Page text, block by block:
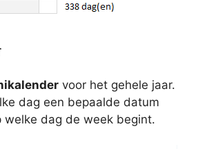
voor het gehele jaar.
dag een bepaalde datum
welke dag de week begint.